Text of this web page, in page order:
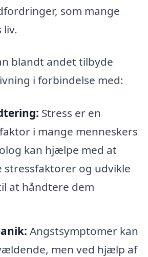
som mange
liv.
blandt andet tilbyde
i forbindelse med:
Stress er en
i mange menneskers
kan hjælpe med at
stressfaktorer og udvikle
at håndtere dem
Angstsymptomer kan
men ved hjælp af